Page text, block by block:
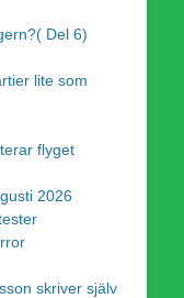
Del 6)
lite som
flyget
2026
skriver själv